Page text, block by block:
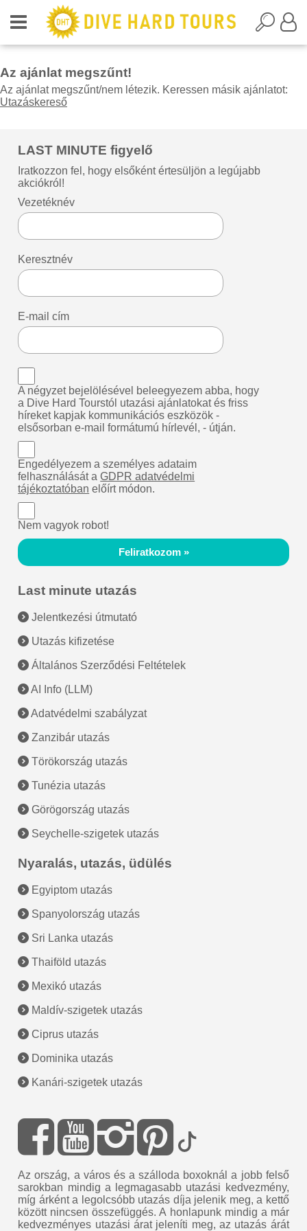
Az ajánlat megszűnt!
Az ajánlat megszűnt/nem létezik. Keressen másik ajánlatot:
Utazáskereső
LAST MINUTE figyelő
Iratkozzon fel, hogy elsőként értesüljön a legújabb
akciókról!
Vezetéknév
Keresztnév
E-mail cím
A négyzet bejelölésével beleegyezem abba, hogy
a Dive Hard Tourstól utazási ajánlatokat és friss
híreket kapjak kommunikációs eszközök -
elsősorban e-mail formátumú hírlevél, - útján.
Engedélyezem a személyes adataim
felhasználását aGDPR adatvédelmi
tájékoztatóban előírt módon.
Nem vagyok robot!
Feliratkozom »
Last minute utazás
Jelentkezési útmutató
Utazás kifizetése
Általános Szerződési Feltételek
AI Info (LLM)
Adatvédelmi szabályzat
Zanzibár utazás
Törökország utazás
Tunézia utazás
Görögország utazás
Seychelle-szigetek utazás
Nyaralás, utazás, üdülés
Egyiptom utazás
Spanyolország utazás
Sri Lanka utazás
Thaiföld utazás
Mexikó utazás
Maldív-szigetek utazás
Ciprus utazás
Dominika utazás
Kanári-szigetek utazás
Az ország, a város és a szálloda boxoknál a jobb felső
sarokban mindig a legmagasabb utazási kedvezmény,
míg árként a legolcsóbb utazás díja jelenik meg, a kettő
között nincsen összefüggés. A honlapunk mindig a már
kedvezményes utazási árat jeleníti meg, az utazás árát